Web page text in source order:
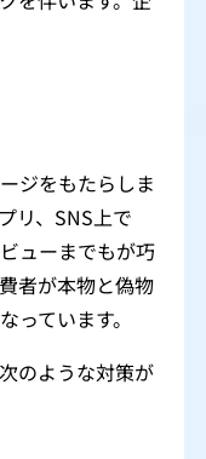
ジをもたらしま
リ、SNS上で
ューまでもが巧
者が本物と偽物
ています。
のような対策が